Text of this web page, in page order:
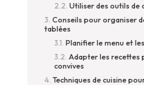
Utiliser des outils de
Conseils pour organiser
tablées
Planifier le menu et
Adapter les recettes
convives
Techniques de cuisine